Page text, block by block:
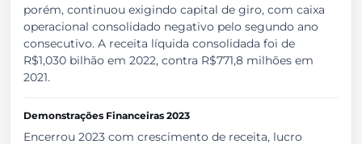
porém, continuou exigindo capital de giro, com caixa
operacional consolidado negativo pelo segundo ano
consecutivo. A receita líquida consolidada foi de
R$1,030 bilhão em 2022, contra R$771,8 milhões em
2021.
Demonstrações Financeiras 2023
Encerrou 2023 com crescimento de receita, lucro